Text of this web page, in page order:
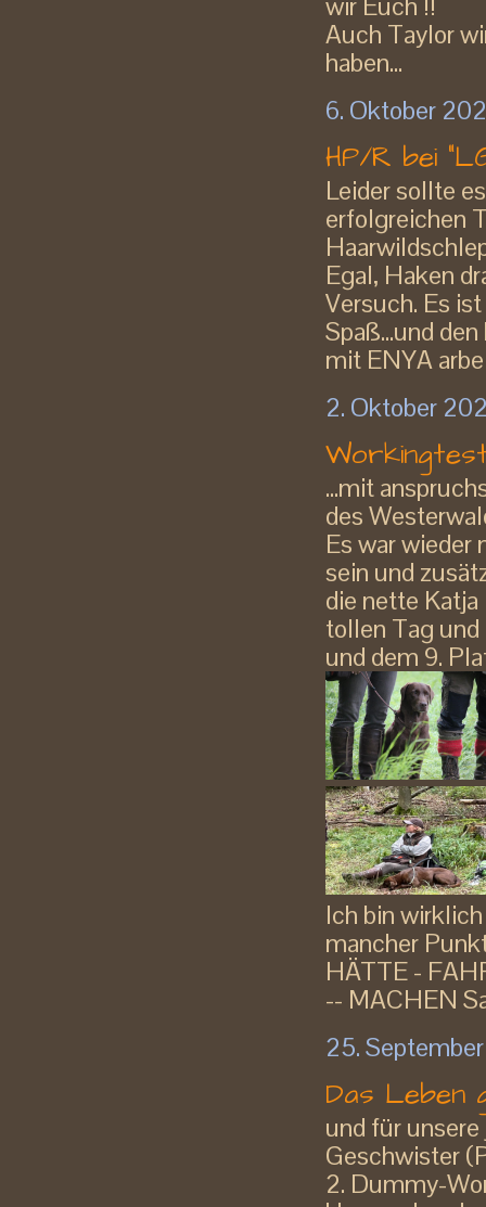
Auch Taylor
haben...
6. Oktober
HP/R bei
Leider sollte
erfolgreichen
Egal, Haken
Versuch. Es
Spaß...und
mit ENYA
2. Oktober
...mit
des
Es war wieder
sein und
die nette Katja
tollen Tag
und dem 9.
Ich bin
mancher
HÄTTE -
-- MACHEN
25.
Das Leben
und für
Geschwister
2. Dummy-